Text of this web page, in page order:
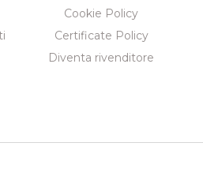
Cookie Policy
Certificate Policy
Diventa rivenditore